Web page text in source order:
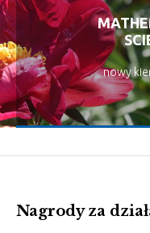
nowy
Nagrody za